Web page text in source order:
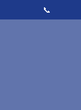
📞